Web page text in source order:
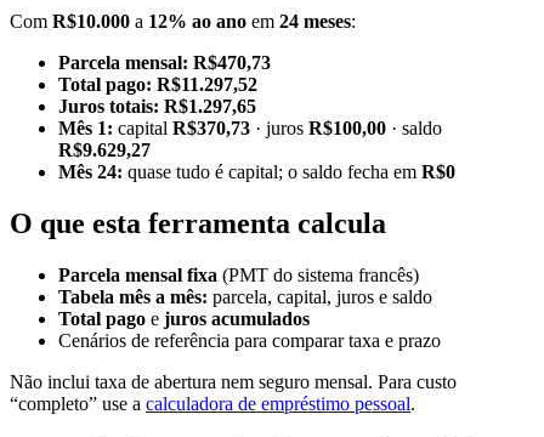
Com R$10.000 a 12% ao ano em 24 meses:
Parcela mensal: R$470,73
Total pago: R$11.297,52
Juros totais: R$1.297,65
Mês 1: capital R$370,73 · juros R$100,00 · saldo
R$9.629,27
Mês 24: quase tudo é capital; o saldo fecha em R$0
O que esta ferramenta calcula
Parcela mensal fixa (PMT do sistema francês)
Tabela mês a mês: parcela, capital, juros e saldo
Total pago e juros acumulados
Cenários de referência para comparar taxa e prazo
Não inclui taxa de abertura nem seguro mensal. Para custo
“completo” use a calculadora de empréstimo pessoal.